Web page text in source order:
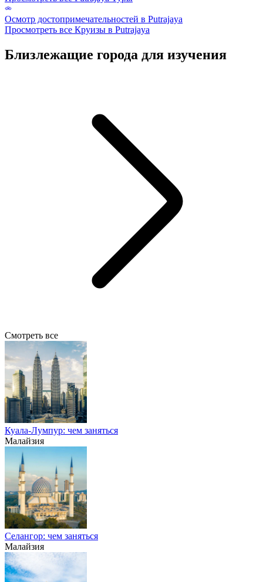
Осмотр достопримечательностей в Putrajaya
Просмотреть все Круизы в Putrajaya
Близлежащие города для изучения
Смотреть все
Куала-Лумпур: чем заняться
Малайзия
Селангор: чем заняться
Малайзия